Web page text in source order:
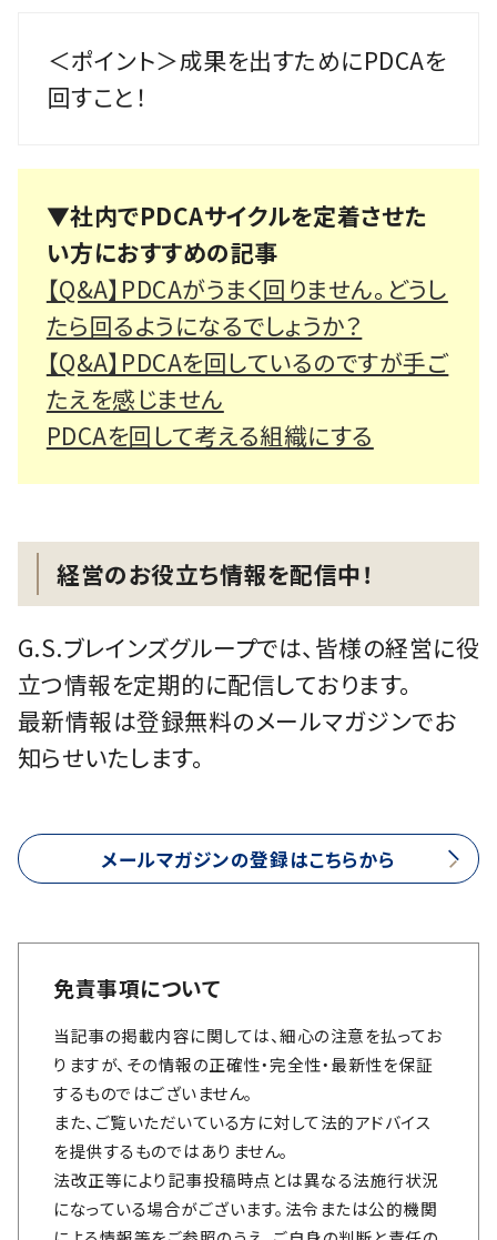
＜ポイント＞成果を出すためにPDCAを
回すこと！
▼社内でPDCAサイクルを定着させた
い方におすすめの記事
【Q&A】PDCAがうまく回りません。どうし
たら回るようになるでしょうか？
【Q&A】PDCAを回しているのですが手ご
たえを感じません
PDCAを回して考える組織にする
経営のお役立ち情報を配信中！
G.S.ブレインズグループでは、皆様の経営に役
立つ情報を定期的に配信しております。
最新情報は登録無料のメールマガジンでお
知らせいたします。
メールマガジンの登録はこちらから
免責事項について
当記事の掲載内容に関しては、細心の注意を払ってお
りますが、その情報の正確性・完全性・最新性を保証
するものではございません。
また、ご覧いただいている方に対して法的アドバイス
を提供するものではありません。
法改正等により記事投稿時点とは異なる法施行状況
になっている場合がございます。法令または公的機関